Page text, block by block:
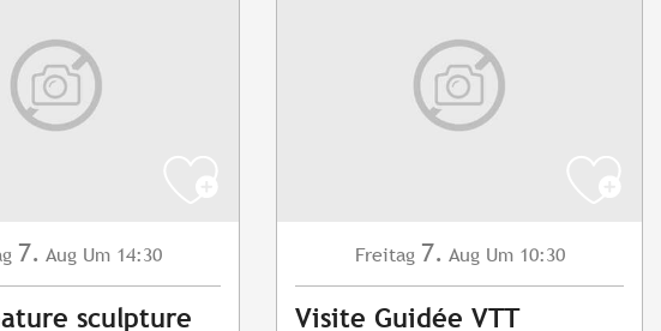
7. Aug Um 14:30
sculpture
Freitag 7. Aug Um 10:30
Visite Guidée VTT